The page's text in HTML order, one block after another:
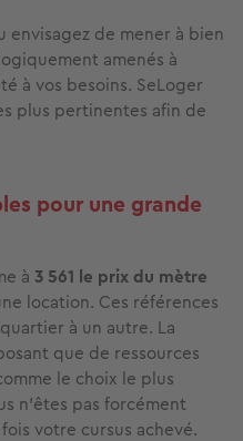
envisagez de mener à bien
amenés à
à vos besoins. SeLoger
plus pertinentes afin de
pour une grande
à 3 561 le prix du mètre
location. Ces références
à un autre. La
que de ressources
le choix le plus
n'êtes pas forcément
votre cursus achevé.